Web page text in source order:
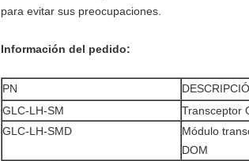
para evitar sus preocupaciones.
Información del pedido:
PN
GLC-LH-SM
Transceptor
GLC-LH-SMD
Módulo
DOM